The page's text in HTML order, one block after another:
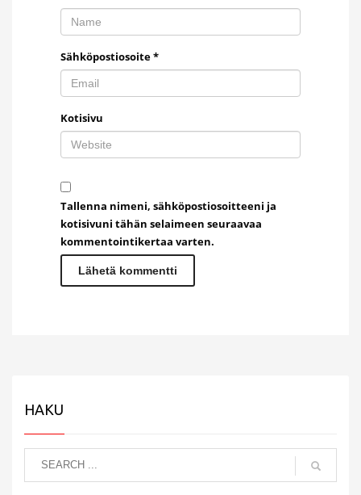
Sähköpostiosoite*
Kotisivu
Tallenna nimeni, sähköpostiosoitteeni ja
kotisivuni tähän selaimeen seuraavaa
kommentointikertaa varten.
HAKU